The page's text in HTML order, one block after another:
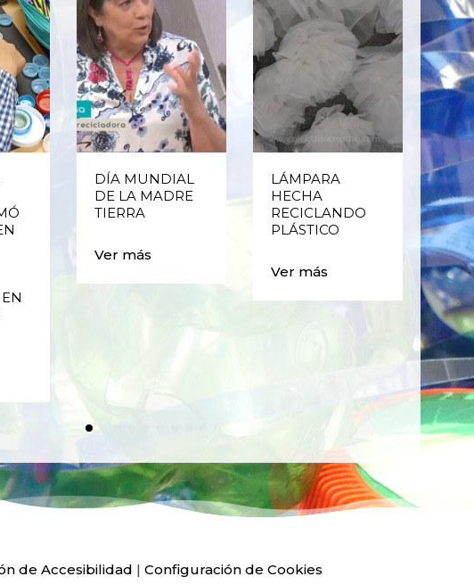
DÍA MUNDIAL
DE LA MADRE
TIERRA
Ver más
LÁMPARA
HECHA
RECICLANDO
PLÁSTICO
Ver más
de Accesibilidad | Configuración de Cookies